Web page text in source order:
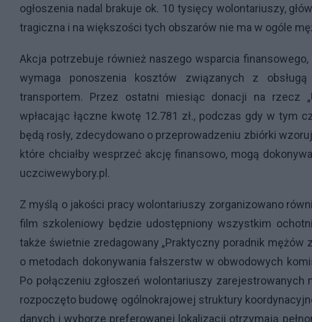
ogłoszenia nadal brakuje ok. 10 tysięcy wolontariuszy,
tragiczna i na większości tych obszarów nie ma w ogóle
Akcja potrzebuje również naszego wsparcia
wymaga ponoszenia
kosztów związanych z
transportem. Przez ostatni miesiąc donacji na rzecz
wpłacając łączne kwotę 12.781 zł., podczas gdy w tym
będą rosły, zdecydowano o przeprowadzeniu zbiórki
które chciałby wesprzeć akcję finansowo, mogą
uczciwewybory.pl.
Z myślą o jakości pracy wolontariuszy zorganizowano
film szkoleniowy będzie udostępniony wszystkim
także świetnie zredagowany „Praktyczny poradnik
o metodach dokonywania fałszerstw w obwodowych
Po połączeniu zgłoszeń wolontariuszy
rozpoczęto budowę ogólnokrajowej struktury
danych i wyborze preferowanej lokalizacji otrzymają